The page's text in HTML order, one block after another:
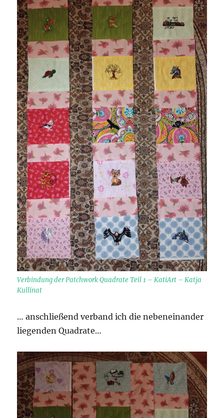
Verbindung der Patchwork Quadrate Teil 1 – KatiArt – Katja
Kullinat
… anschließend verband ich die nebeneinander
liegenden Quadrate…